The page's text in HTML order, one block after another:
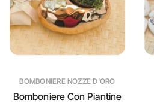
BOMBONIERE NOZZE D'ORO
Bomboniere Con Piantine